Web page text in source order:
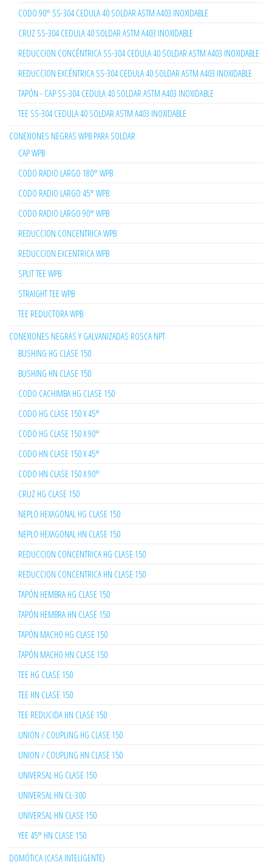
CODO 90° SS-304 CEDULA 40 SOLDAR ASTM A403 INOXIDABLE
CRUZ SS-304 CEDULA 40 SOLDAR ASTM A403 INOXIDABLE
REDUCCION CONCÉNTRICA SS-304 CEDULA 40 SOLDAR ASTM A403 INOXIDABLE
REDUCCION EXCÉNTRICA SS-304 CEDULA 40 SOLDAR ASTM A403 INOXIDABLE
TAPÓN - CAP SS-304 CEDULA 40 SOLDAR ASTM A403 INOXIDABLE
TEE SS-304 CEDULA 40 SOLDAR ASTM A403 INOXIDABLE
CONEXIONES NEGRAS WPB PARA SOLDAR
CAP WPB
CODO RADIO LARGO 180° WPB
CODO RADIO LARGO 45° WPB
CODO RADIO LARGO 90° WPB
REDUCCION CONCENTRICA WPB
REDUCCION EXCENTRICA WPB
SPLIT TEE WPB
STRAIGHT TEE WPB
TEE REDUCTORA WPB
CONEXIONES NEGRAS Y GALVANIZADAS ROSCA NPT
BUSHING HG CLASE 150
BUSHING HN CLASE 150
CODO CACHIMBA HG CLASE 150
CODO HG CLASE 150 X 45°
CODO HG CLASE 150 X 90°
CODO HN CLASE 150 X 45°
CODO HN CLASE 150 X 90°
CRUZ HG CLASE 150
NEPLO HEXAGONAL HG CLASE 150
NEPLO HEXAGONAL HN CLASE 150
REDUCCION CONCENTRICA HG CLASE 150
REDUCCION CONCENTRICA HN CLASE 150
TAPÓN HEMBRA HG CLASE 150
TAPÓN HEMBRA HN CLASE 150
TAPÓN MACHO HG CLASE 150
TAPÓN MACHO HN CLASE 150
TEE HG CLASE 150
TEE HN CLASE 150
TEE REDUCIDA HN CLASE 150
UNION / COUPLING HG CLASE 150
UNION / COUPLING HN CLASE 150
UNIVERSAL HG CLASE 150
UNIVERSAL HN CL-300
UNIVERSAL HN CLASE 150
YEE 45° HN CLASE 150
DOMÓTICA (CASA INTELIGENTE)